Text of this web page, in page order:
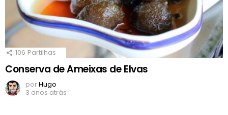
106 Partilhas
Conserva de Ameixas de Elvas
porHugo
3 anos atrás